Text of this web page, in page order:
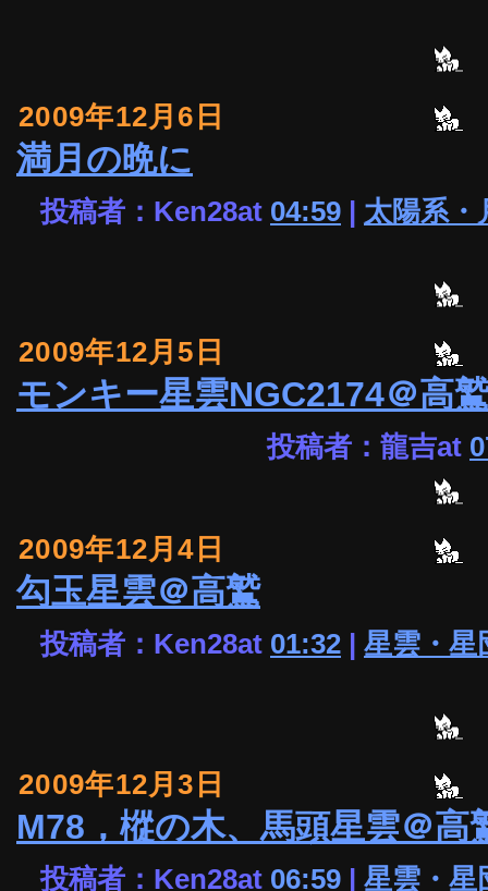
2009年12月6日
満月の晩に
投稿者：Ken28at 04:59 | 太陽系・
2009年12月5日
モンキー星雲NGC2174＠高鷲
投稿者：龍吉at
2009年12月4日
勾玉星雲＠高鷲
投稿者：Ken28at 01:32 | 星雲・星
2009年12月3日
M78，樅の木、馬頭星雲＠高
投稿者：Ken28at 06:59 | 星雲・星